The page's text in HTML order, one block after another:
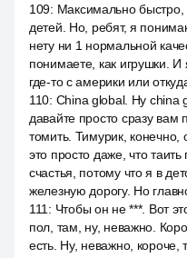
109: Максимально быстро,
детей. Но, ребят, я
нету ни 1 нормальной
понимаете, как игрушки.
где-то с америки или
110: China global. Ну china
давайте просто сразу вам
томить. Тимурик, конечно,
это просто даже, что
счастья, потому что я в
железную дорогу. Но
111 : Чтобы он не ***. Вот
пол, там, ну, неважно.
есть. Ну, неважно, короче,